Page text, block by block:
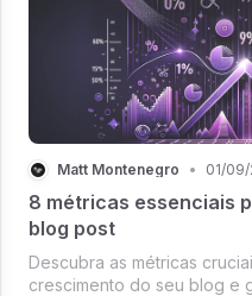
Matt Montenegro • 01/
8 métricas essenciais
blog post
Descubra as métricas
crescimento do seu blog e